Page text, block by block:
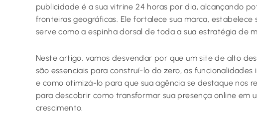
publicidade é a sua vitrine 24 horas por dia, alcançando
fronteiras geográficas. Ele fortalece sua marca,
serve como a espinha dorsal de toda a sua estratégia de
Neste artigo, vamos desvendar por que um site de alto
são essenciais para construí-lo do zero, as
e como otimizá-lo para que sua agência se destaque nos
para descobrir como transformar sua presença online em
crescimento.